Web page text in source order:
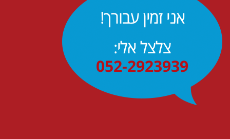
אני זמין עבורך!
צלצל אלי:
052-2923939